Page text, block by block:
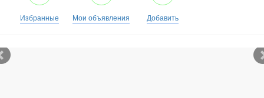
Избранные Мои объявления Добавить